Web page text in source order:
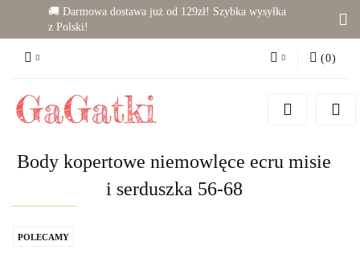
🚚 Darmowa dostawa już od 129zł! Szybka wysyłka
z Polski!
Zaloguj się
Zgody cookies
(0)
Body kopertowe niemowlęce ecru misie
i serduszka 56-68
POLECAMY